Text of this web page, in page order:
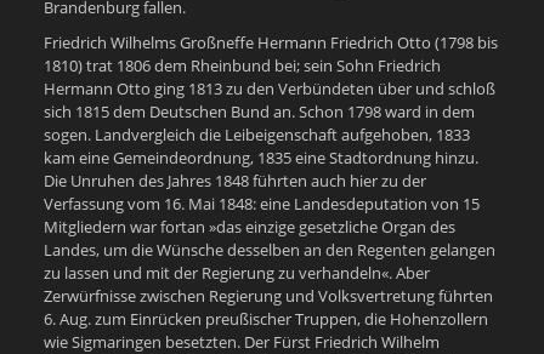
Brandenburg fallen.
Friedrich Wilhelms Großneffe Hermann Friedrich Otto (1798 bis
1810) trat 1806 dem Rheinbund bei; sein Sohn Friedrich
Hermann Otto ging 1813 zu den Verbündeten über und schloß
sich 1815 dem Deutschen Bund an. Schon 1798 ward in dem
sogen. Landvergleich die Leibeigenschaft aufgehoben, 1833
kam eine Gemeindeordnung, 1835 eine Stadtordnung hinzu.
Die Unruhen des Jahres 1848 führten auch hier zu der
Verfassung vom 16. Mai 1848: eine Landesdeputation von 15
Mitgliedern war fortan »das einzige gesetzliche Organ des
Landes, um die Wünsche desselben an den Regenten gelangen
zu lassen und mit der Regierung zu verhandeln«. Aber
Zerwürfnisse zwischen Regierung und Volksvertretung führten
6. Aug. zum Einrücken preußischer Truppen, die Hohenzollern
wie Sigmaringen besetzten. Der Fürst Friedrich Wilhelm